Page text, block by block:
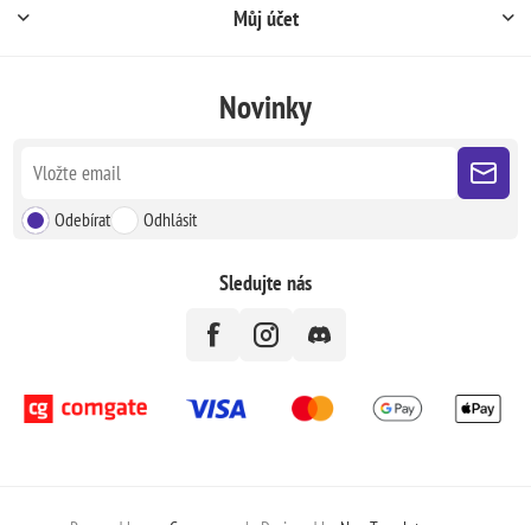
Můj účet
Novinky
Odebírat Odhlásit
Sledujte nás